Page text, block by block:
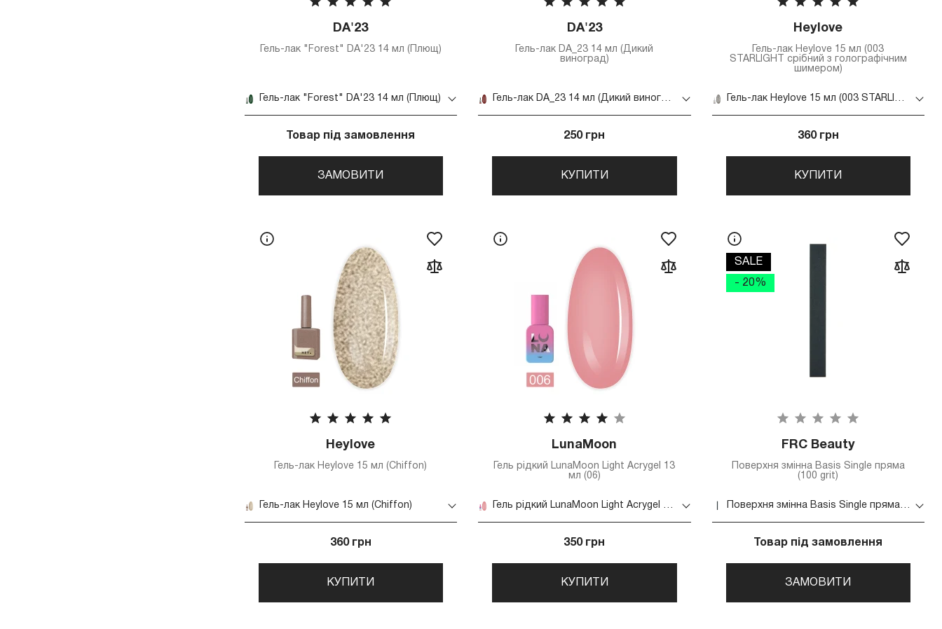
DA'23
Гель-лак "Forest" DA'23 14 мл (Плющ)
Гель-лак "Forest" DA'23 14 мл (Плющ)
Товар під замовлення
ЗАМОВИТИ
DA'23
Гель-лак DA_23 14 мл (Дикий
виноград)
Гель-лак DA_23 14 мл (Дикий виноград)
250 грн
КУПИТИ
Heylove
Гель-лак Heylove 15 мл (003
STARLIGHT срібний з голографічним
шимером)
Гель-лак Heylove 15 мл (003 STARLIGHT срібний з голографічним шимером)
360 грн
КУПИТИ
Heylove
Гель-лак Heylove 15 мл (Chiffon)
Гель-лак Heylove 15 мл (Chiffon)
360 грн
КУПИТИ
LunaMoon
Гель рідкий LunaMoon Light Acrygel 13
мл (06)
Гель рідкий LunaMoon Light Acrygel 13 мл (06)
350 грн
КУПИТИ
SALE
- 20%
FRC Beauty
Поверхня змінна Basis Single пряма
(100 grit)
Поверхня змінна Basis Single пряма (100 grit)
Товар під замовлення
ЗАМОВИТИ